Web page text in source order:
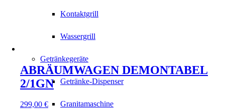
Kontaktgrill
Wassergrill
Getränkegeräte
Getränke-Dispenser
Granitamaschine
ABRÄUMWAGEN DEMONTABEL
2/1GN
299,00 €